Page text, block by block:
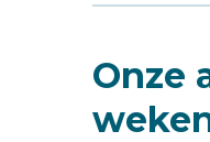
Onze